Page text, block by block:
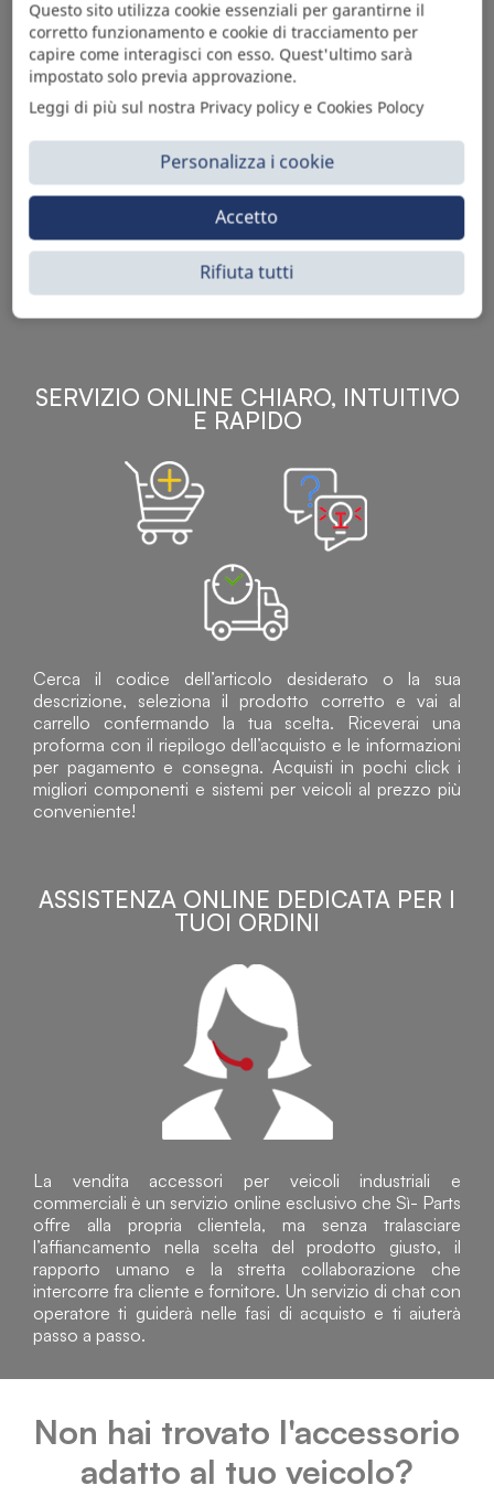
Sì Parts S.r.l. è leader nella distribuzione e vendita di
accessori per veicoli off-highway. Riconosciuto in tutto
il mondo per l’elevato standard qualitativo dei prodotti a
catalogo, attraverso la vendita B2B del ricco
SERVIZIO ONLINE CHIARO, INTUITIVO
E RAPIDO
Cerca il codice dell’articolo desiderato o la sua
descrizione, seleziona il prodotto corretto e vai al
carrello confermando la tua scelta. Riceverai una
proforma con il riepilogo dell’acquisto e le informazioni
per pagamento e consegna. Acquisti in pochi click i
migliori componenti e sistemi per veicoli al prezzo più
conveniente!
ASSISTENZA ONLINE DEDICATA PER I
TUOI ORDINI
La vendita accessori per veicoli industriali e
commerciali è un servizio online esclusivo che Sì- Parts
offre alla propria clientela, ma senza tralasciare
l’affiancamento nella scelta del prodotto giusto, il
rapporto umano e la stretta collaborazione che
intercorre fra cliente e fornitore. Un servizio di chat con
operatore ti guiderà nelle fasi di acquisto e ti aiuterà
passo a passo.
Non hai trovato l'accessorio
adatto al tuo veicolo?
Questo sito utilizza cookie essenziali per garantirne il
corretto funzionamento e cookie di tracciamento per
capire come interagisci con esso. Quest'ultimo sarà
impostato solo previa approvazione.
Leggi di più sul nostra Privacy policy e Cookies Polocy
Personalizza i cookie
Rifiuta tutti
Accetto